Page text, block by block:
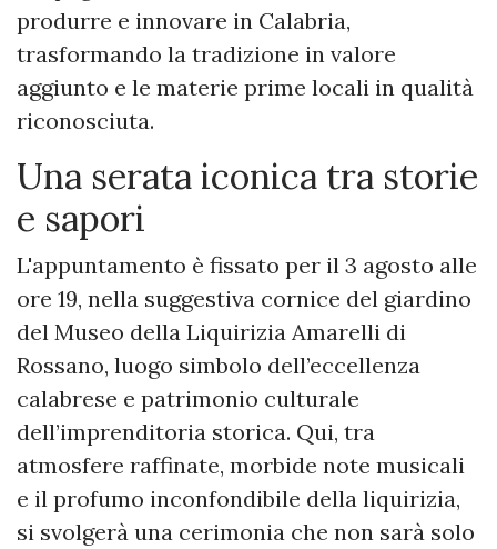
produrre e innovare in Calabria,
trasformando la tradizione in valore
aggiunto e le materie prime locali in qualità
riconosciuta.
Una serata iconica tra storie
e sapori
L'appuntamento è fissato per il 3 agosto alle
ore 19, nella suggestiva cornice del giardino
del Museo della Liquirizia Amarelli di
Rossano, luogo simbolo dell’eccellenza
calabrese e patrimonio culturale
dell’imprenditoria storica. Qui, tra
atmosfere raffinate, morbide note musicali
e il profumo inconfondibile della liquirizia,
si svolgerà una cerimonia che non sarà solo